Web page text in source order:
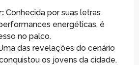
Conhecida por suas letras
energéticas, é
no palco.
das revelações do cenário
os jovens da cidade.